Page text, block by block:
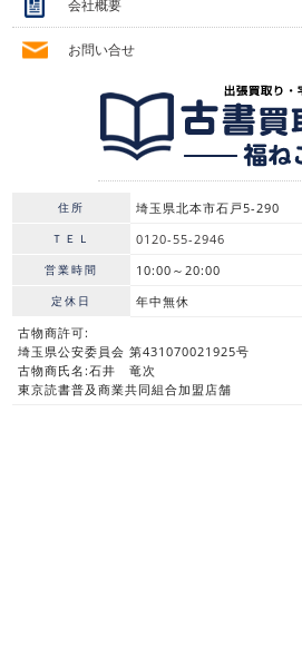
会社概要
お問い合せ
住所 埼玉県北本市石戸5-290
ＴＥＬ 0120-55-2946
営業時間 10:00～20:00
定休日
年中無休
古物商許可:
埼玉県公安委員会 第431070021925号
古物商氏名:石井 竜次
東京読書普及商業共同組合加盟店舗